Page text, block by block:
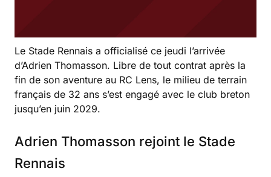
Le Stade Rennais a officialisé ce jeudi l’arrivée
d’Adrien Thomasson. Libre de tout contrat après la
fin de son aventure au RC Lens, le milieu de terrain
français de 32 ans s’est engagé avec le club breton
jusqu’en juin 2029.
Adrien Thomasson rejoint le Stade
Rennais